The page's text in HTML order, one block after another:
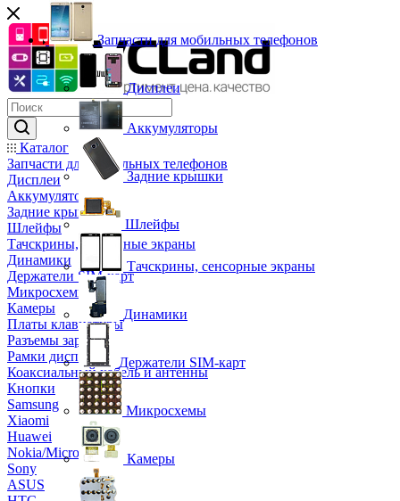
Каталог
Запчасти для мобильных телефонов
Дисплеи
Аккумуляторы
Задние крышки
Шлейфы
Тачскрины, сенсорные экраны
Динамики
Держатели SIM-карт
Микросхемы
Камеры
Платы клавиатуры
Разъемы зарядки
Рамки дисплея
Коаксиальный кабель и антенны
Кнопки
Samsung
Xiaomi
Huawei
Nokia/Microsoft
Sony
ASUS
Запчасти для мобильных телефонов
Дисплеи
Аккумуляторы
Задние крышки
Шлейфы
Тачскрины, сенсорные экраны
Динамики
Держатели SIM-карт
Микросхемы
Камеры